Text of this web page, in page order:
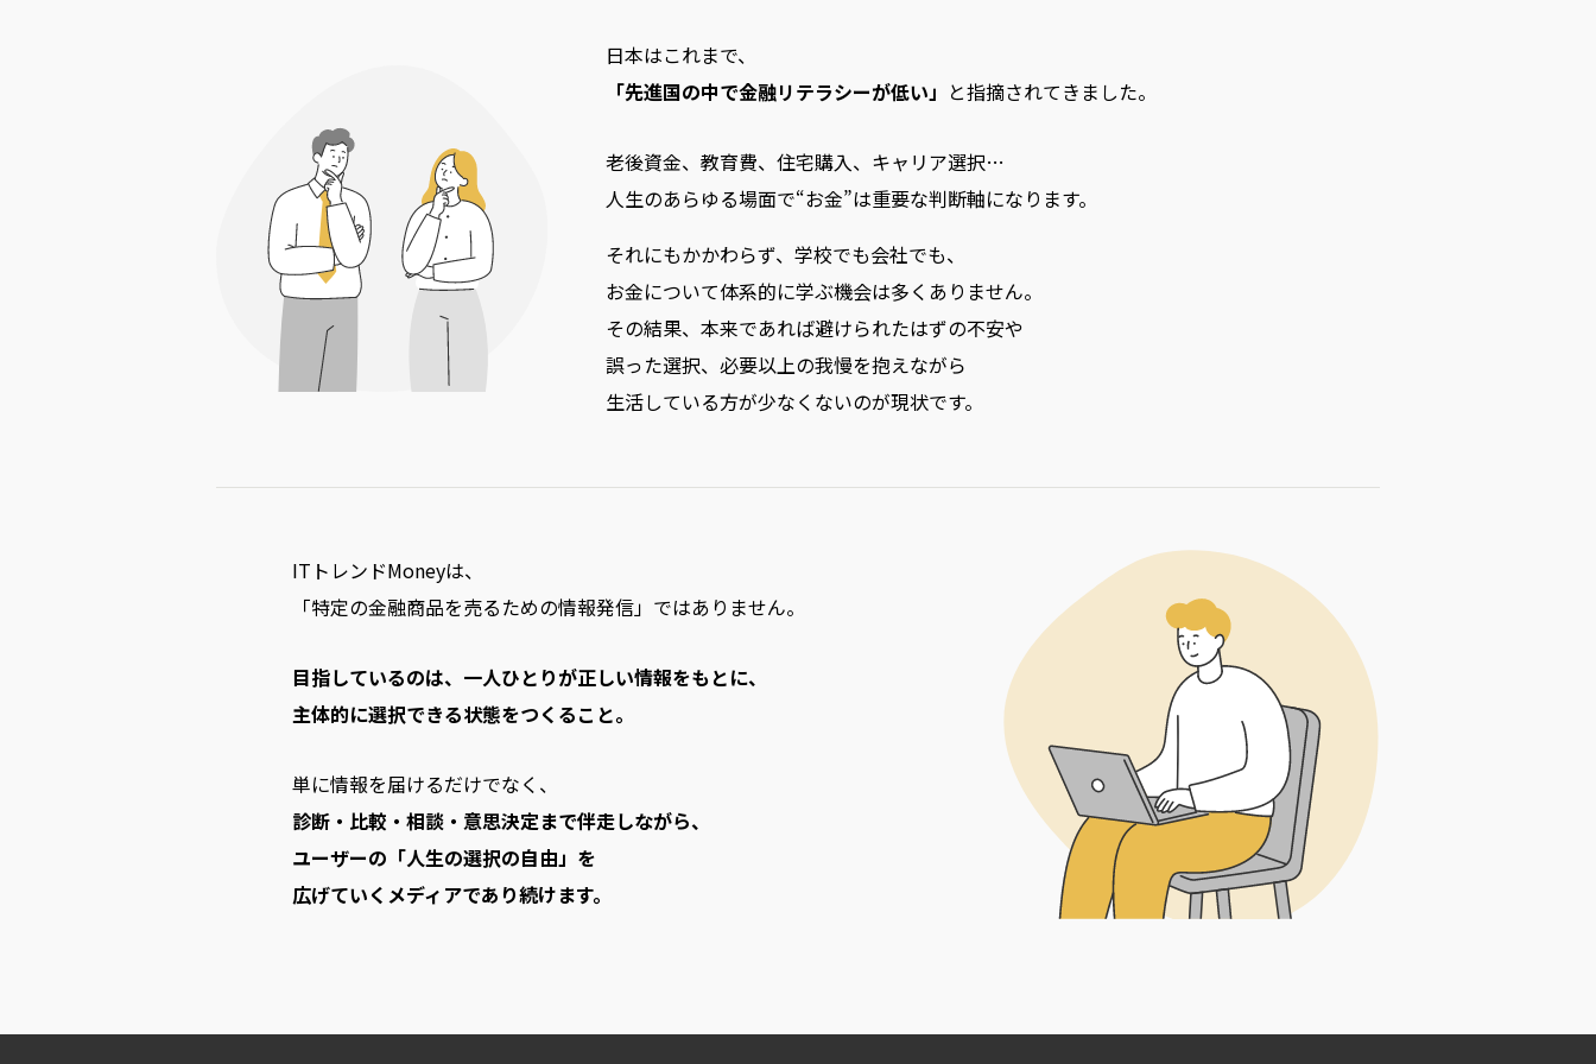
日本はこれまで、
「先進国の中で金融リテラシーが低い」 と指摘されてきました。
老後資金、教育費、住宅購入、キャリア選択…
人生のあらゆる場面で“お金”は重要な判断軸になります。
それにもかかわらず、学校でも会社でも、
お金について体系的に学ぶ機会は多くありません。
その結果、本来であれば避けられたはずの不安や
誤った選択、必要以上の我慢を抱えながら
生活している方が少なくないのが現状です。
ITトレンドMoneyは、
「特定の金融商品を売るための情報発信」ではありません。
目指しているのは、一人ひとりが正しい情報をもとに、
主体的に選択できる状態をつくること。
単に情報を届けるだけでなく、
診断・比較・相談・意思決定まで伴走しながら、
ユーザーの「人生の選択の自由」を
広げていくメディアであり続けます。